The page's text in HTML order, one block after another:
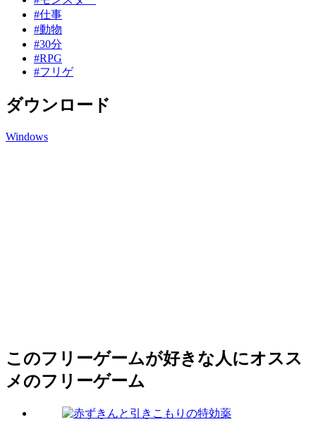
#仕事
#動物
#30分
#RPG
#フリゲ
ダウンロード
Windows
このフリーゲームが好きな人にオスス
メのフリーゲーム